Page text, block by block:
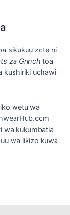
sikukuu zote ni
za Grinch toa
kushiriki uchawi
wetu wa
wa kukumbatia
wa likizo kuwa